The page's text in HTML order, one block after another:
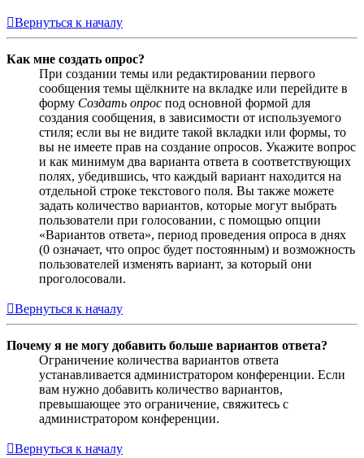
Вернуться к началу
Как мне создать опрос?
При создании темы или редактировании первого
сообщения темы щёлкните на вкладке или перейдите в
форму Создать опрос под основной формой для
создания сообщения, в зависимости от используемого
стиля; если вы не видите такой вкладки или формы, то
вы не имеете прав на создание опросов. Укажите вопрос
и как минимум два варианта ответа в соответствующих
полях, убедившись, что каждый вариант находится на
отдельной строке текстового поля. Вы также можете
задать количество вариантов, которые могут выбрать
пользователи при голосовании, с помощью опции
«Вариантов ответа», период проведения опроса в днях
(0 означает, что опрос будет постоянным) и возможность
пользователей изменять вариант, за который они
проголосовали.
Вернуться к началу
Почему я не могу добавить больше вариантов ответа?
Ограничение количества вариантов ответа
устанавливается администратором конференции. Если
вам нужно добавить количество вариантов,
превышающее это ограничение, свяжитесь с
администратором конференции.
Вернуться к началу